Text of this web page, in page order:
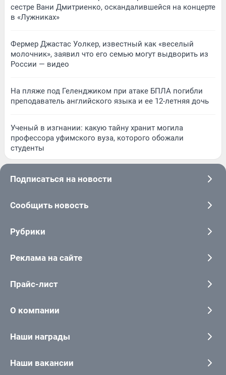
сестре Вани Дмитриенко, оскандалившейся на концерте
в «Лужниках»
Фермер Джастас Уолкер, известный как «веселый
молочник», заявил что его семью могут выдворить из
России — видео
На пляже под Геленджиком при атаке БПЛА погибли
преподаватель английского языка и ее 12-летняя дочь
Ученый в изгнании: какую тайну хранит могила
профессора уфимского вуза, которого обожали
студенты
Подписаться на новости
Сообщить новость
Рубрики
Реклама на сайте
Прайс-лист
О компании
Наши награды
Наши вакансии